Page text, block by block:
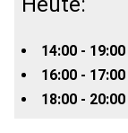
14:00 - 19:00
16:00 - 17:00
18:00 - 20:00